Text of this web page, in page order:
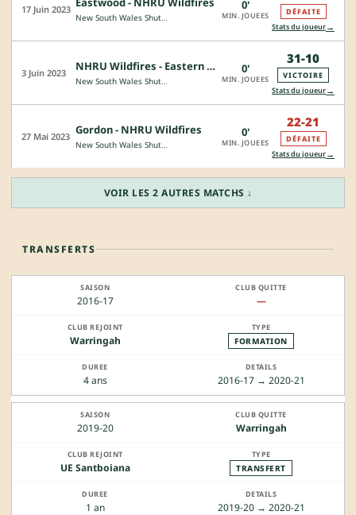
17 Juin 2023
New South Wales Shute Shield
0'
MIN. JOUEES
DÉFAITE
Stats du joueur→
3 Juin 2023 NHRU Wildfires - Eastern Suburbs
New South Wales Shute Shield
0'
MIN. JOUEES
31-10
VICTOIRE
Stats du joueur→
27 Mai 2023 Gordon - NHRU Wildfires
New South Wales Shute Shield
0'
MIN. JOUEES
22-21
DÉFAITE
Stats du joueur→
VOIR LES 2 AUTRES MATCHS ↓
TRANSFERTS
2016-17 —
Warringah FORMATION
4 ans 2016-17 → 2020-21
2019-20 Warringah
UE Santboiana TRANSFERT
1 an 2019-20 → 2020-21